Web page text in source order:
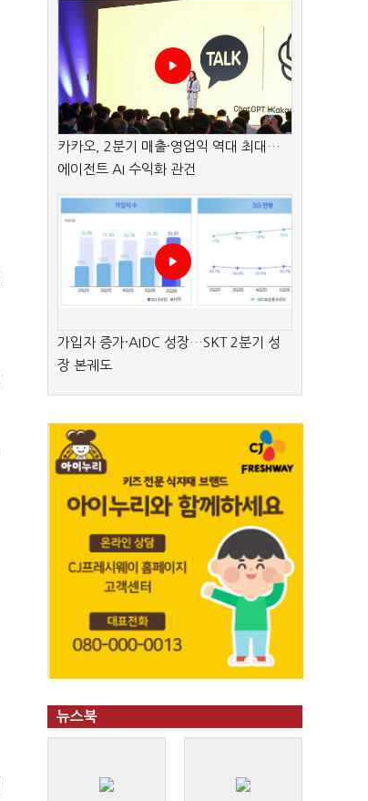
카카오, 2분기 매출·영업익 역대 최대…
에이전트 AI 수익화 관건
가입자 증가·AIDC 성장…SKT 2분기 성
장 본궤도
뉴스북